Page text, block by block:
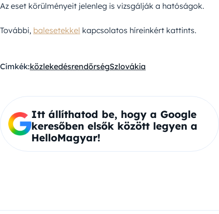
Az eset körülményeit jelenleg is vizsgálják a hatóságok.
További, balesetekkel kapcsolatos híreinkért kattints.
Címkék:közlekedésrendőrségSzlovákia
Itt állíthatod be, hogy a Google
keresőben elsők között legyen a
HelloMagyar!